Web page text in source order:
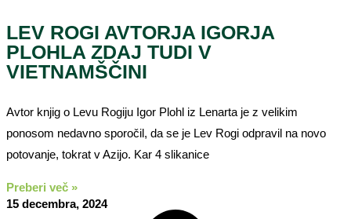
LEV ROGI AVTORJA IGORJA
PLOHLA ZDAJ TUDI V
VIETNAMŠČINI
Avtor knjig o Levu Rogiju Igor Plohl iz Lenarta je z velikim
ponosom nedavno sporočil, da se je Lev Rogi odpravil na novo
potovanje, tokrat v Azijo. Kar 4 slikanice
Preberi več »
15 decembra, 2024